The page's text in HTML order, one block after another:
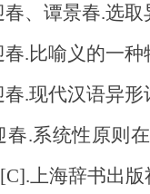
谭景春.选取
比喻义的一种
现代汉语异形
.系统性原则在
[C].上海辞书出